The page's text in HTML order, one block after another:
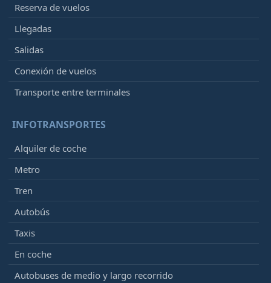
Reserva de vuelos
Llegadas
Salidas
Conexión de vuelos
Transporte entre terminales
INFOTRANSPORTES
Alquiler de coche
Metro
Tren
Autobús
Taxis
En coche
Autobuses de medio y largo recorrido